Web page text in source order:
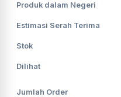
Produk dalam Negeri
Estimasi Serah Terima
Stok
Dilihat
Jumlah Order